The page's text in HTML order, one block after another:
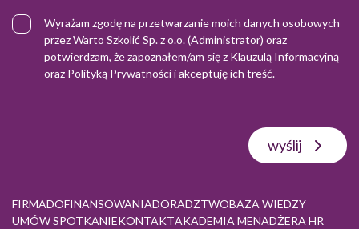
Wyrażam zgodę na przetwarzanie moich danych osobowych
przez Warto Szkolić Sp. z o.o. (Administrator) oraz
potwierdzam, że zapoznałem/am się z Klauzulą Informacyjną
oraz Polityką Prywatnościi akceptuję ich treść.
wyślij
FIRMADOFINANSOWANIADORADZTWOBAZA WIEDZY
UMÓW SPOTKANIEKONTAKTAKADEMIA MENADŻERA HR